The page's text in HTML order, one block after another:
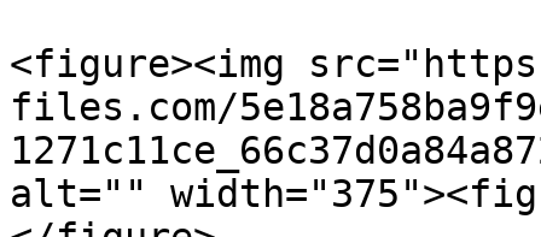
<figure><img
files.com/
alt=""